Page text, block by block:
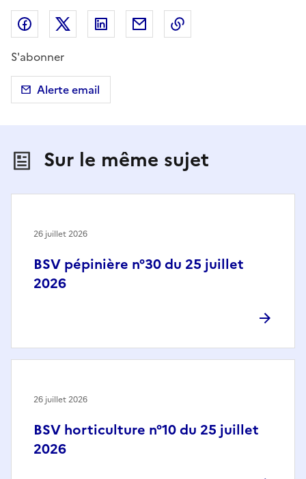
Partager sur Facebook
Partager sur X (anciennement Twitter)
Partager sur LinkedIn
Partager par email
S'abonner
Alerte email
Sur le même sujet
BSV pépinière n°30 du 25 juillet
2026
26 juillet 2026
BSV horticulture n°10 du 25 juillet
2026
26 juillet 2026